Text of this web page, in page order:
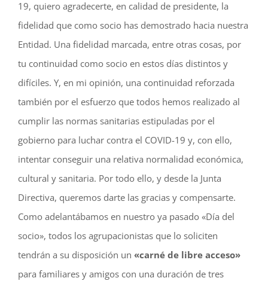
19, quiero agradecerte, en calidad de presidente, la
fidelidad que como socio has demostrado hacia nuestra
Entidad. Una fidelidad marcada, entre otras cosas, por
tu continuidad como socio en estos días distintos y
difíciles. Y, en mi opinión, una continuidad reforzada
también por el esfuerzo que todos hemos realizado al
cumplir las normas sanitarias estipuladas por el
gobierno para luchar contra el COVID-19 y, con ello,
intentar conseguir una relativa normalidad económica,
cultural y sanitaria. Por todo ello, y desde la Junta
Directiva, queremos darte las gracias y compensarte.
Como adelantábamos en nuestro ya pasado «Día del
socio», todos los agrupacionistas que lo soliciten
tendrán a su disposición un «carné de libre acceso»
para familiares y amigos con una duración de tres